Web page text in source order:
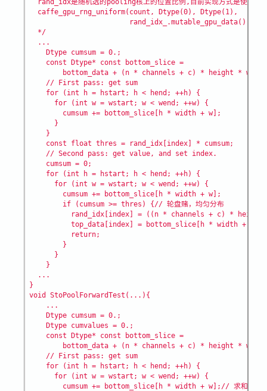
  caffe_gpu_rng_uniform(count, Dtype(0), Dtype(1),
                        rand_idx_.mutable_gpu_data());
  */
  ...
    Dtype cumsum = 0.;
    const Dtype* const bottom_slice =
bottom_data + (n * channels + c) * height *
    // First pass: get sum
    for (int h = hstart; h < hend; ++h) {
      for (int w = wstart; w < wend; ++w) {
        cumsum += bottom_slice[h * width + w];
      }
    }
    const float thres = rand_idx[index] * cumsum;
    // Second pass: get value, and set index.
    cumsum = 0;
    for (int h = hstart; h < hend; ++h) {
      for (int w = wstart; w < wend; ++w) {
        cumsum += bottom_slice[h * width + w];
        if (cumsum >= thres) {// 轮盘赌，均匀分布
rand_idx[index] = ((n * channels + c) * height
          top_data[index] = bottom_slice[h * width + w];
          return;
        }
      }
    }
  ...
}
void StoPoolForwardTest(...){
    ...
    Dtype cumsum = 0.;
    Dtype cumvalues = 0.;
    const Dtype* const bottom_slice =
bottom_data + (n * channels + c) * height *
    // First pass: get sum
    for (int h = hstart; h < hend; ++h) {
      for (int w = wstart; w < wend; ++w) {
        cumsum += bottom_slice[h * width + w];// 求和